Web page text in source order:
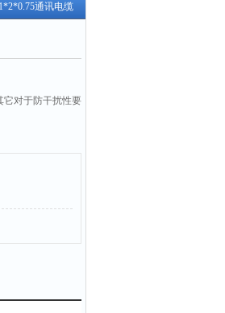
通讯电缆
它对于防干扰性要